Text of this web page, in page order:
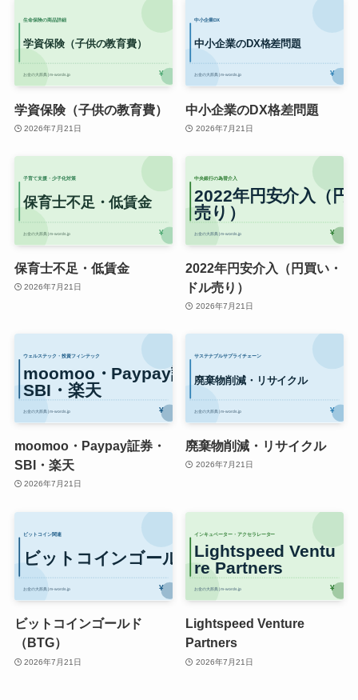
学資保険（子供の教育費）
2026年7月21日
中小企業のDX格差問題
2026年7月21日
保育士不足・低賃金
2026年7月21日
2022年円安介入（円買い・
ドル売り）
2026年7月21日
moomoo・Paypay証券・
SBI・楽天
2026年7月21日
廃棄物削減・リサイクル
2026年7月21日
ビットコインゴールド
（BTG）
2026年7月21日
Lightspeed Venture
Partners
2026年7月21日